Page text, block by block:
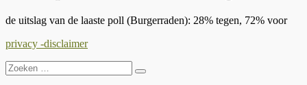
de uitslag van de laaste poll (Burgerraden): 28% tegen, 72% voor
privacy -disclaimer
Zoeken
naar:
Zoeken